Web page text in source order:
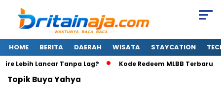
HOME BERITA DAERAH WISATA STAYCATION
Lebih Lancar Tanpa Lag? Kode Redeem MLBB Terbaru
TopikBuya Yahya